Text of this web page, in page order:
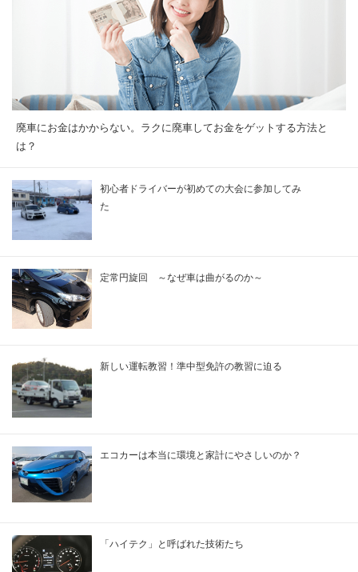
廃車にお金はかからない。ラクに廃車してお金をゲットする方法と
は？
初心者ドライバーが初めての大会に参加してみ
た
定常円旋回 ～なぜ車は曲がるのか～
新しい運転教習！準中型免許の教習に迫る
エコカーは本当に環境と家計にやさしいのか？
「ハイテク」と呼ばれた技術たち